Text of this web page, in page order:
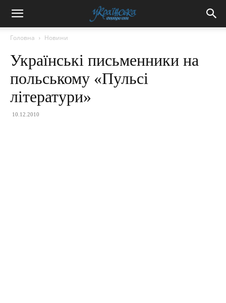
Головна Новини
Українські письменники на
польському «Пульсі
літератури»
10.12.2010